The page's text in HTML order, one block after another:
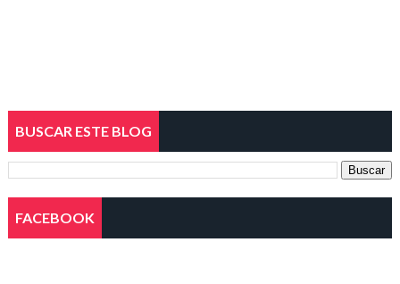
BUSCAR ESTE BLOG
FACEBOOK